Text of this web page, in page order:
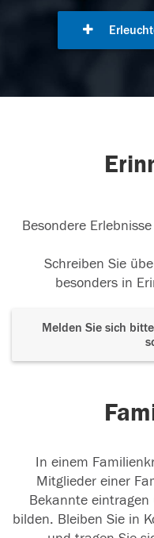
Besondere
Schreiben Sie
besonders in
Melden Sie sich
In einem
Mitglieder einer
Bekannte eintragen
bilden. Bleiben Sie in